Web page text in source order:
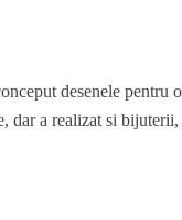
desenele pentru
dar a realizat si bijuterii,